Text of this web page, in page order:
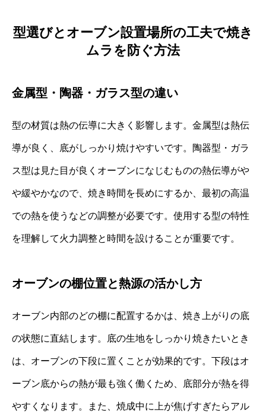
型選びとオーブン設置場所の工夫で焼き
ムラを防ぐ方法
金属型・陶器・ガラス型の違い
型の材質は熱の伝導に大きく影響します。金属型は熱伝
導が良く、底がしっかり焼けやすいです。陶器型・ガラ
ス型は見た目が良くオーブンになじむものの熱伝導がや
や緩やかなので、焼き時間を長めにするか、最初の高温
での熱を使うなどの調整が必要です。使用する型の特性
を理解して火力調整と時間を設けることが重要です。
オーブンの棚位置と熱源の活かし方
オーブン内部のどの棚に配置するかは、焼き上がりの底
の状態に直結します。底の生地をしっかり焼きたいとき
は、オーブンの下段に置くことが効果的です。下段はオ
ーブン底からの熱が最も強く働くため、底部分が熱を得
やすくなります。また、焼成中に上が焦げすぎたらアル